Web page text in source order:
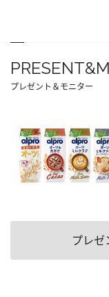
プレゼント＆モニター
プレゼ